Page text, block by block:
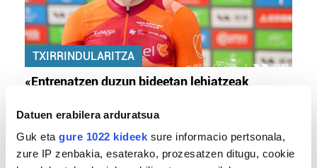
Datuen erabilera arduratsua
Guk eta gure 1022 kideek sure informacio pertsonala,
zure IP zenbakia, esaterako, prozesatzen ditugu, cookie
TXIRRINDULARITZA
«Entrenatzen duzun bideetan lehiatzeak